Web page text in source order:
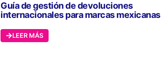
Guía de gestión de devoluciones
internacionales para marcas mexicanas
LEER MÁS